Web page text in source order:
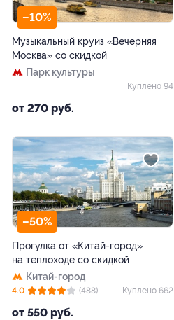
–10%
Музыкальный круиз «Вечерняя
Москва» со скидкой
Парк культуры
от 270 руб.
Куплено 94
–50%
Прогулка от «Китай-город»
на теплоходе со скидкой
Китай-город
от 550 руб.
4.0 (488) Куплено 662